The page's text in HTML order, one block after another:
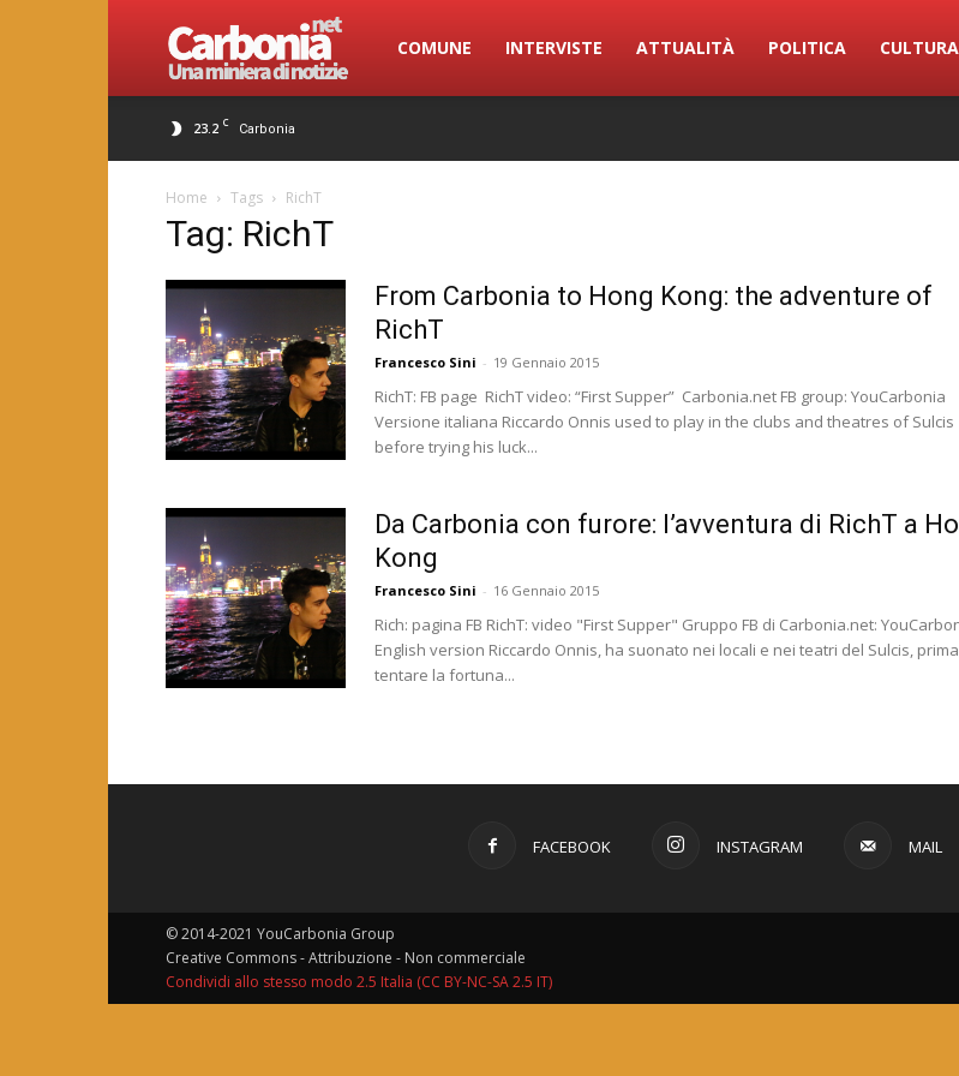
Carbonia.net
COMUNE INTERVISTE ATTUALITÀ POLITICA CULTURA
23.2 C Carbonia
Home Tags RichT
Tag: RichT
From Carbonia to Hong Kong: the adventure of
RichT
Francesco Sini - 19 Gennaio 2015
RichT: FB page RichT video: “First Supper” Carbonia.net FB group: YouCarbonia
Versione italiana Riccardo Onnis used to play in the clubs and theatres of Sulcis
before trying his luck...
Da Carbonia con furore: l’avventura di RichT a
Kong
Francesco Sini - 16 Gennaio 2015
Rich: pagina FB RichT: video "First Supper" Gruppo FB di Carbonia.net:
English version Riccardo Onnis, ha suonato nei locali e nei teatri del Sulcis,
tentare la fortuna...
FACEBOOK INSTAGRAM MAIL
© 2014-2021 YouCarbonia Group
Creative Commons - Attribuzione - Non commerciale
Condividi allo stesso modo 2.5 Italia (CC BY-NC-SA 2.5 IT)